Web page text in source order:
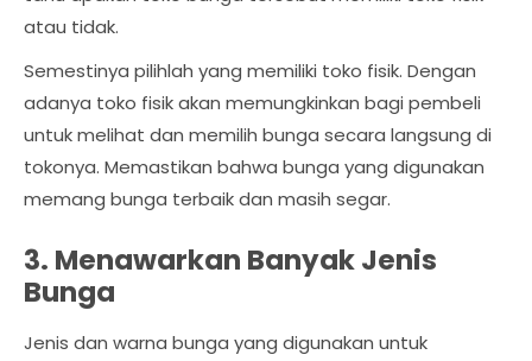
atau tidak.
Semestinya pilihlah yang memiliki toko fisik. Dengan
adanya toko fisik akan memungkinkan bagi pembeli
untuk melihat dan memilih bunga secara langsung di
tokonya. Memastikan bahwa bunga yang digunakan
memang bunga terbaik dan masih segar.
3. Menawarkan Banyak Jenis
Bunga
Jenis dan warna bunga yang digunakan untuk